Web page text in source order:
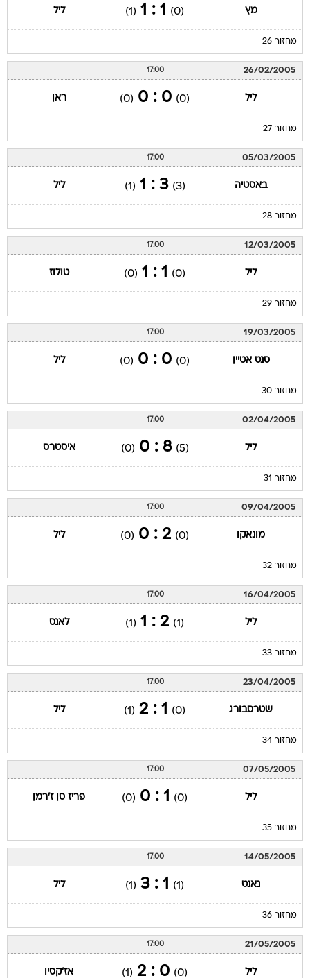
מץ (0)
1 : 1
(1) ליל
מחזור 26
26/02/2005
17:00
ליל (0)
0 : 0
(0) ראן
מחזור 27
05/03/2005
17:00
באסטיה (3)
3 : 1
(1) ליל
מחזור 28
12/03/2005
17:00
ליל (0)
1 : 1
(0) טולוז
מחזור 29
19/03/2005
17:00
סנט אטיין (0)
0 : 0
(0) ליל
מחזור 30
02/04/2005
17:00
ליל (5)
8 : 0
(0) איסטרס
מחזור 31
09/04/2005
17:00
מונאקו (0)
2 : 0
(0) ליל
מחזור 32
16/04/2005
17:00
ליל (1)
2 : 1
(1) לאנס
מחזור 33
23/04/2005
17:00
שטרסבורג (0)
1 : 2
(1) ליל
מחזור 34
07/05/2005
17:00
ליל (0)
1 : 0
(0) פריז סן ז'רמן
מחזור 35
14/05/2005
17:00
נאנט (1)
1 : 3
(1) ליל
מחזור 36
21/05/2005
17:00
ליל (0)
0 : 2
(1) אז'קסיו